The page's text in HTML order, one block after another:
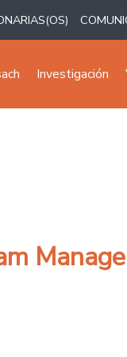
Investigación